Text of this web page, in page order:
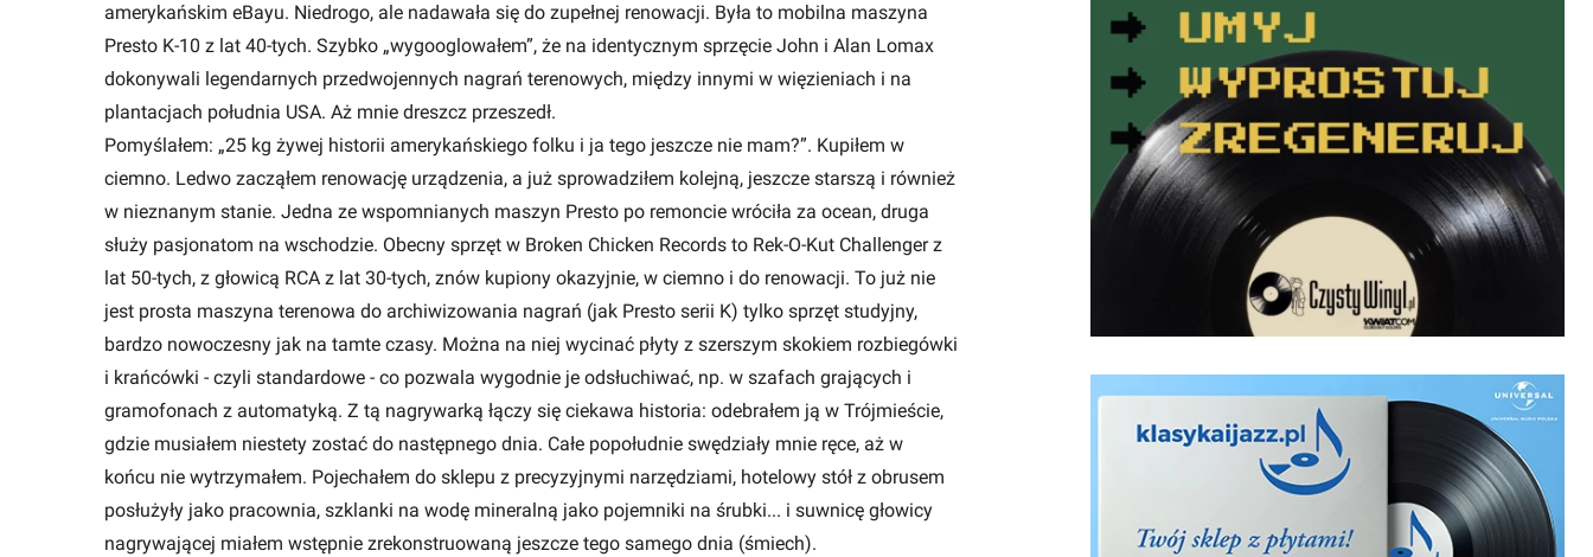
amerykańskim eBayu. Niedrogo, ale nadawała się do zupełnej renowacji. Była to mobilna maszyna
Presto K-10 z lat 40-tych. Szybko „wygooglowałem”, że na identycznym sprzęcie John i Alan Lomax
dokonywali legendarnych przedwojennych nagrań terenowych, między innymi w więzieniach i na
plantacjach południa USA. Aż mnie dreszcz przeszedł.
Pomyślałem: „25 kg żywej historii amerykańskiego folku i ja tego jeszcze nie mam?”. Kupiłem w
ciemno. Ledwo zacząłem renowację urządzenia, a już sprowadziłem kolejną, jeszcze starszą i również
w nieznanym stanie. Jedna ze wspomnianych maszyn Presto po remoncie wróciła za ocean, druga
służy pasjonatom na wschodzie. Obecny sprzęt w Broken Chicken Records to Rek-O-Kut Challenger z
lat 50-tych, z głowicą RCA z lat 30-tych, znów kupiony okazyjnie, w ciemno i do renowacji. To już nie
jest prosta maszyna terenowa do archiwizowania nagrań (jak Presto serii K) tylko sprzęt studyjny,
bardzo nowoczesny jak na tamte czasy. Można na niej wycinać płyty z szerszym skokiem rozbiegówki
i krańcówki - czyli standardowe - co pozwala wygodnie je odsłuchiwać, np. w szafach grających i
gramofonach z automatyką. Z tą nagrywarką łączy się ciekawa historia: odebrałem ją w Trójmieście,
gdzie musiałem niestety zostać do następnego dnia. Całe popołudnie swędziały mnie ręce, aż w
końcu nie wytrzymałem. Pojechałem do sklepu z precyzyjnymi narzędziami, hotelowy stół z obrusem
posłużyły jako pracownia, szklanki na wodę mineralną jako pojemniki na śrubki... i suwnicę głowicy
nagrywającej miałem wstępnie zrekonstruowaną jeszcze tego samego dnia (śmiech).